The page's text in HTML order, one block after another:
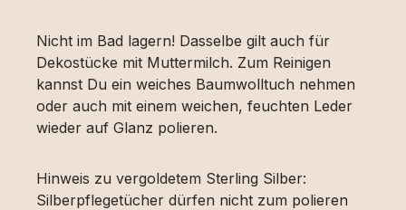
Nicht im Bad lagern! Dasselbe gilt auch für
Dekostücke mit Muttermilch. Zum Reinigen
kannst Du ein weiches Baumwolltuch nehmen
oder auch mit einem weichen, feuchten Leder
wieder auf Glanz polieren.
Hinweis zu vergoldetem Sterling Silber:
Silberpflegetücher dürfen nicht zum polieren